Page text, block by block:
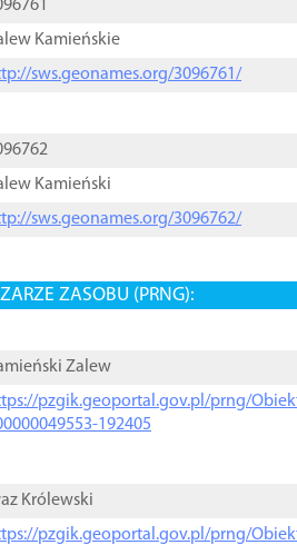
Kamieńskie
sws.geonames.org/3096761/
Kamieński
sws.geonames.org/3096762/
ZASOBU (PRNG):
Zalew
pzgik.geoportal.gov.pl/prng/
192405
Królewski
pzgik.geoportal.gov.pl/prng/